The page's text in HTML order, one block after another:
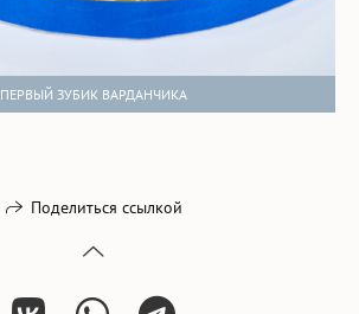
ПЕРВЫЙ ЗУБИК ВАРДАНЧИКА
Поделиться ссылкой